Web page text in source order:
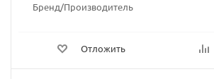
Бренд/Производитель
Отложить